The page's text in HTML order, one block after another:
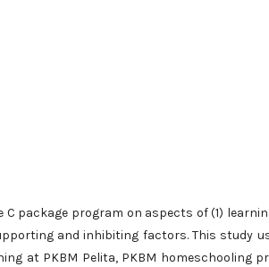
package program on aspects of (1)
and inhibiting factors. This study
at PKBM Pelita, PKBM homeschooling